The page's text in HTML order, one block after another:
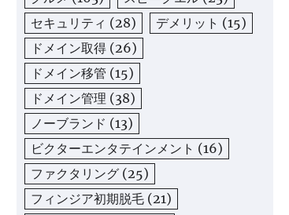
セキュリティ (28) デメリット (15)
ドメイン取得 (26)
ドメイン移管 (15)
ドメイン管理 (38)
ノーブランド (13)
ビクターエンタテインメント (16)
ファクタリング (25)
フィンジア初期脱毛 (21)